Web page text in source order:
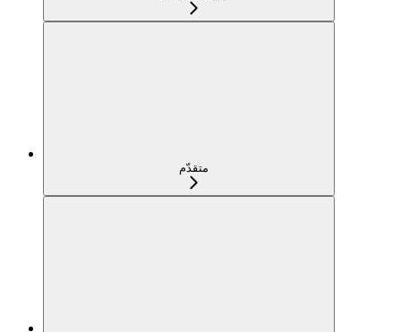
متقدّم